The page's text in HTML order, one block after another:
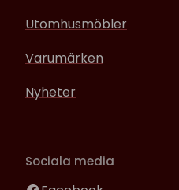
Utomhusmöbler
Varumärken
Nyheter
Sociala media